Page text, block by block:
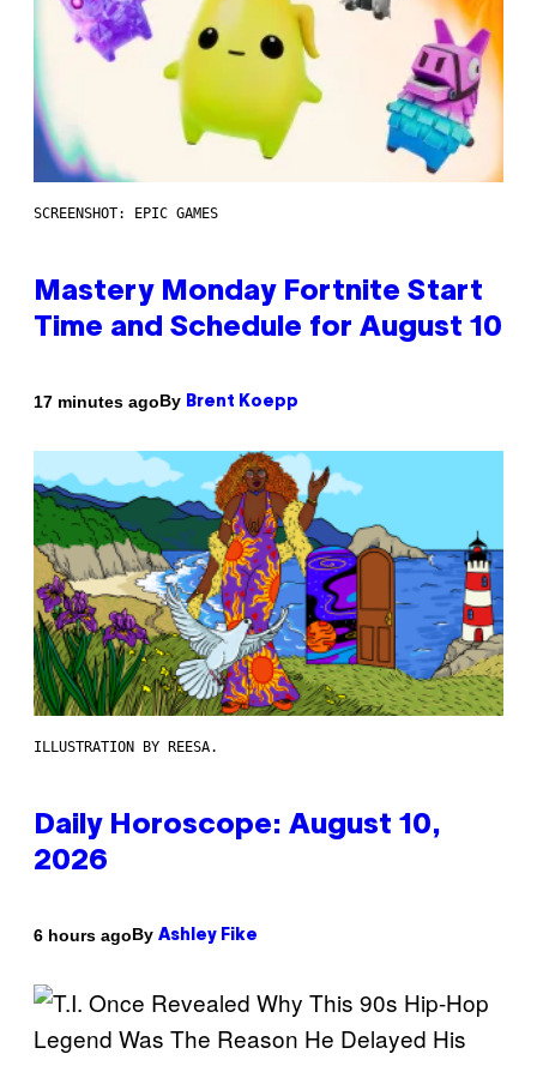
SCREENSHOT: EPIC GAMES
Mastery Monday Fortnite Start
Time and Schedule for August 10
17 minutes agoBy Brent Koepp
ILLUSTRATION BY REESA.
Daily Horoscope: August 10,
2026
6 hours agoBy Ashley Fike